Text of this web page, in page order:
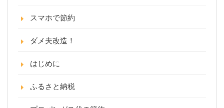
スマホで節約
ダメ夫改造！
はじめに
ふるさと納税